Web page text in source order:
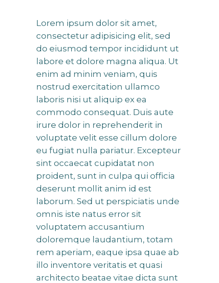
Lorem ipsum dolor sit amet,
consectetur adipisicing elit, sed
do eiusmod tempor incididunt ut
labore et dolore magna aliqua. Ut
enim ad minim veniam, quis
nostrud exercitation ullamco
laboris nisi ut aliquip ex ea
commodo consequat. Duis aute
irure dolor in reprehenderit in
voluptate velit esse cillum dolore
eu fugiat nulla pariatur. Excepteur
sint occaecat cupidatat non
proident, sunt in culpa qui officia
deserunt mollit anim id est
laborum. Sed ut perspiciatis unde
omnis iste natus error sit
voluptatem accusantium
doloremque laudantium, totam
rem aperiam, eaque ipsa quae ab
illo inventore veritatis et quasi
architecto beatae vitae dicta sunt